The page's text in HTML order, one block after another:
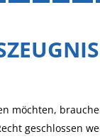
möchten,
geschlossen